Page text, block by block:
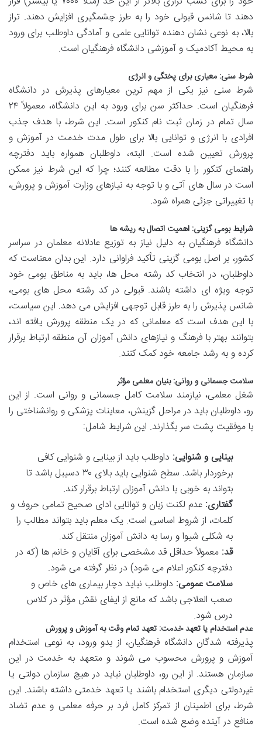
دهند تا شانس قبولی خود را به طرز چشمگیری افزایش دهند. تراز
بالا، به نوعی نشان دهنده توانایی علمی و آمادگی داوطلب برای ورود
به محیط آکادمیک و آموزشی دانشگاه فرهنگیان است.
شرط سنی: معیاری برای پختگی و انرژی
شرط سنی نیز یکی از مهم ترین معیارهای پذیرش در دانشگاه
فرهنگیان است. حداکثر سن برای ورود به این دانشگاه، معمولاً ۲۴
سال تمام در زمان ثبت نام کنکور است. این شرط، با هدف جذب
افرادی با انرژی و توانایی بالا برای طول مدت خدمت در آموزش و
پرورش تعیین شده است. البته، داوطلبان همواره باید دفترچه
راهنمای کنکور را با دقت مطالعه کنند؛ چرا که این شرط نیز ممکن
است در سال های آتی و با توجه به نیازهای وزارت آموزش و پرورش،
با تغییراتی جزئی همراه شود.
شرایط بومی گزینی: اهمیت اتصال به ریشه ها
دانشگاه فرهنگیان به دلیل نیاز به توزیع عادلانه معلمان در سراسر
کشور، بر اصل بومی گزینی تأکید فراوانی دارد. این بدان معناست که
داوطلبان، در انتخاب کد رشته محل ها، باید به مناطق بومی خود
توجه ویژه ای داشته باشند. قبولی در کد رشته محل های بومی،
شانس پذیرش را به طرز قابل توجهی افزایش می دهد. این سیاست،
با این هدف است که معلمانی که در یک منطقه پرورش یافته اند،
بتوانند بهتر با فرهنگ و نیازهای دانش آموزان آن منطقه ارتباط برقرار
کرده و به رشد جامعه خود کمک کنند.
سلامت جسمانی و روانی: بنیان معلمی مؤثر
شغل معلمی، نیازمند سلامت کامل جسمانی و روانی است. از این
رو، داوطلبان باید در مراحل گزینش، معاینات پزشکی و روانشناختی را
با موفقیت پشت سر بگذارند. این شرایط شامل:
بینایی و شنوایی: داوطلب باید از بینایی و شنوایی کافی
برخوردار باشد. سطح شنوایی باید بالای ۳۰ دسیبل باشد تا
بتواند به خوبی با دانش آموزان ارتباط برقرار کند.
گفتاری: عدم لکنت زبان و توانایی ادای صحیح تمامی حروف و
کلمات، از شروط اساسی است. یک معلم باید بتواند مطالب را
به شکلی شیوا و رسا به دانش آموزان منتقل کند.
قد: معمولاً حداقل قد مشخصی برای آقایان و خانم ها (که در
دفترچه کنکور اعلام می شود) در نظر گرفته می شود.
سلامت عمومی: داوطلب نباید دچار بیماری های خاص و
صعب العلاجی باشد که مانع از ایفای نقش مؤثر در کلاس
درس شود.
عدم استخدام یا تعهد خدمت: تعهد تمام وقت به آموزش و پرورش
پذیرفته شدگان دانشگاه فرهنگیان، از بدو ورود، به نوعی استخدام
آموزش و پرورش محسوب می شوند و متعهد به خدمت در این
سازمان هستند. از این رو، داوطلبان نباید در هیچ سازمان دولتی یا
غیردولتی دیگری استخدام باشند یا تعهد خدمتی داشته باشند. این
شرط، برای اطمینان از تمرکز کامل فرد بر حرفه معلمی و عدم تضاد
منافع در آینده وضع شده است.